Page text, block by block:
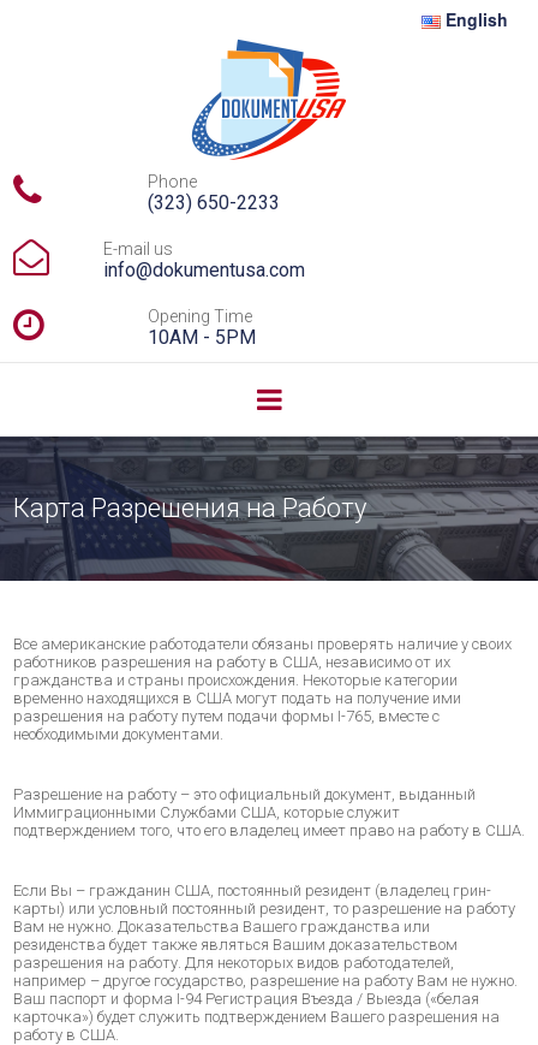
English
 Phone
(323) 650-2233
 E-mail us
info@dokumentusa.com
 Opening Time
10AM - 5PM
Карта Разрешения на Работу
Все американские работодатели обязаны проверять наличие у своих
работников разрешения на работу в США, независимо от их
гражданства и страны происхождения. Некоторые категории
временно находящихся в США могут подать на получение ими
разрешения на работу путем подачи формы I-765, вместе с
необходимыми документами.
Разрешение на работу – это официальный документ, выданный
Иммиграционными Службами США, которые служит
подтверждением того, что его владелец имеет право на работу в США.
Если Вы – гражданин США, постоянный резидент (владелец грин-
карты) или условный постоянный резидент, то разрешение на работу
Вам не нужно. Доказательства Вашего гражданства или
резиденства будет также являться Вашим доказательством
разрешения на работу. Для некоторых видов работодателей,
например – другое государство, разрешение на работу Вам не нужно.
Ваш паспорт и форма I-94 Регистрация Въезда / Выезда («белая
карточка») будет служить подтверждением Вашего разрешения на
работу в США.